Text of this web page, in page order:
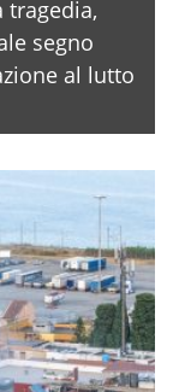
tragedia,
segno
al lutto